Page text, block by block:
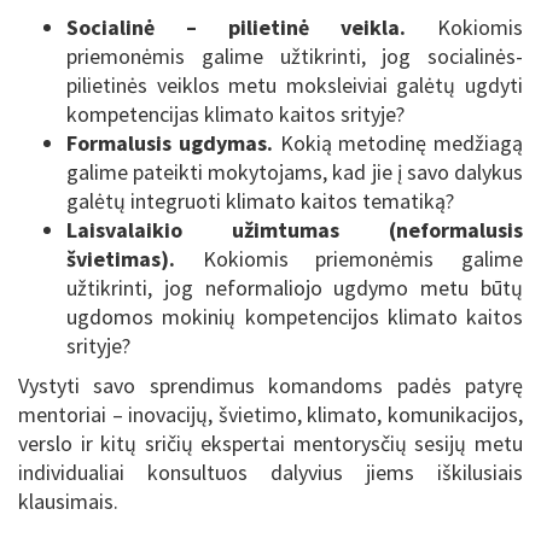
Socialinė – pilietinė veikla. Kokiomis
priemonėmis galime užtikrinti, jog socialinės-
pilietinės veiklos metu moksleiviai galėtų ugdyti
kompetencijas klimato kaitos srityje?
Formalusis ugdymas. Kokią metodinę medžiagą
galime pateikti mokytojams, kad jie į savo dalykus
galėtų integruoti klimato kaitos tematiką?
Laisvalaikio užimtumas (neformalusis
švietimas). Kokiomis priemonėmis galime
užtikrinti, jog neformaliojo ugdymo metu būtų
ugdomos mokinių kompetencijos klimato kaitos
srityje?
Vystyti savo sprendimus komandoms padės patyrę
mentoriai – inovacijų, švietimo, klimato, komunikacijos,
verslo ir kitų sričių ekspertai mentorysčių sesijų metu
individualiai konsultuos dalyvius jiems iškilusiais
klausimais.